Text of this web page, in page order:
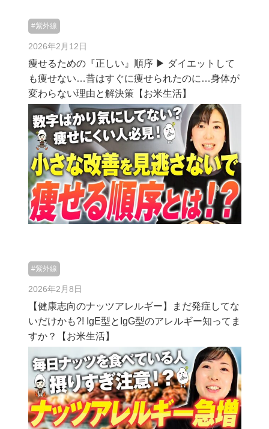
#紫外線
2026年2月12日
痩せるための『正しい』順序 ▶︎ ダイエットして
も痩せない…昔はすぐに痩せられたのに…身体が
変わらない理由と解決策【お米生活】
#紫外線
2026年2月8日
【健康志向のナッツアレルギー】まだ発症してな
いだけかも?! IgE型とIgG型のアレルギー知ってま
すか？【お米生活】